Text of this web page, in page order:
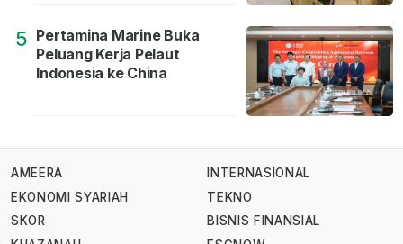
5 Pertamina Marine Buka
Peluang Kerja Pelaut
Indonesia ke China
AMEERA
EKONOMI SYARIAH
SKOR
INTERNASIONAL
TEKNO
BISNIS FINANSIAL